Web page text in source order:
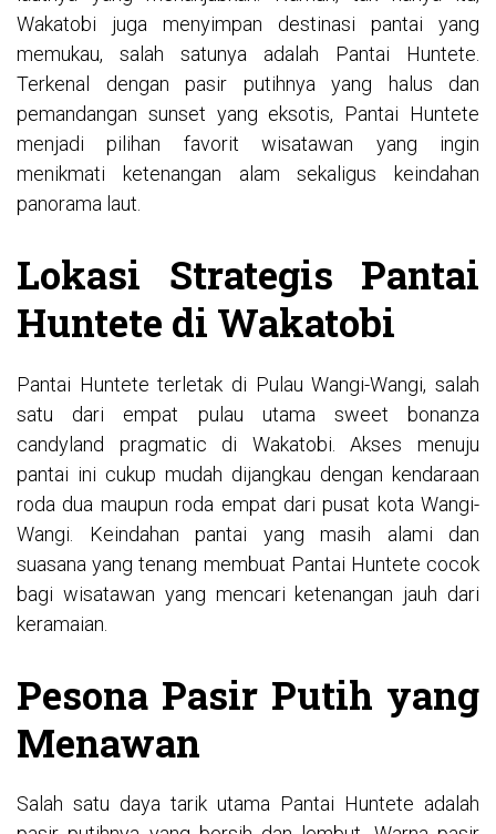
Wakatobi juga menyimpan destinasi pantai yang
memukau, salah satunya adalah Pantai Huntete.
Terkenal dengan pasir putihnya yang halus dan
pemandangan sunset yang eksotis, Pantai Huntete
menjadi pilihan favorit wisatawan yang ingin
menikmati ketenangan alam sekaligus keindahan
panorama laut.
Lokasi Strategis Pantai
Huntete di Wakatobi
Pantai Huntete terletak di Pulau Wangi-Wangi, salah
satu dari empat pulau utama sweet bonanza
candyland pragmatic di Wakatobi. Akses menuju
pantai ini cukup mudah dijangkau dengan kendaraan
roda dua maupun roda empat dari pusat kota Wangi-
Wangi. Keindahan pantai yang masih alami dan
suasana yang tenang membuat Pantai Huntete cocok
bagi wisatawan yang mencari ketenangan jauh dari
keramaian.
Pesona Pasir Putih yang
Menawan
Salah satu daya tarik utama Pantai Huntete adalah